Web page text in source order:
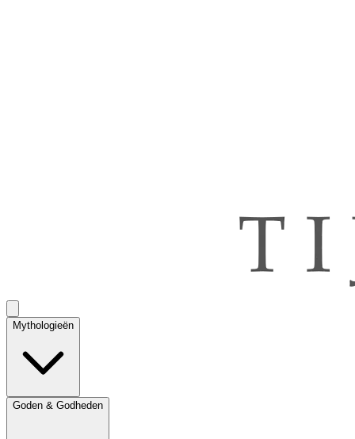
Mythologieën
Goden & Godheden